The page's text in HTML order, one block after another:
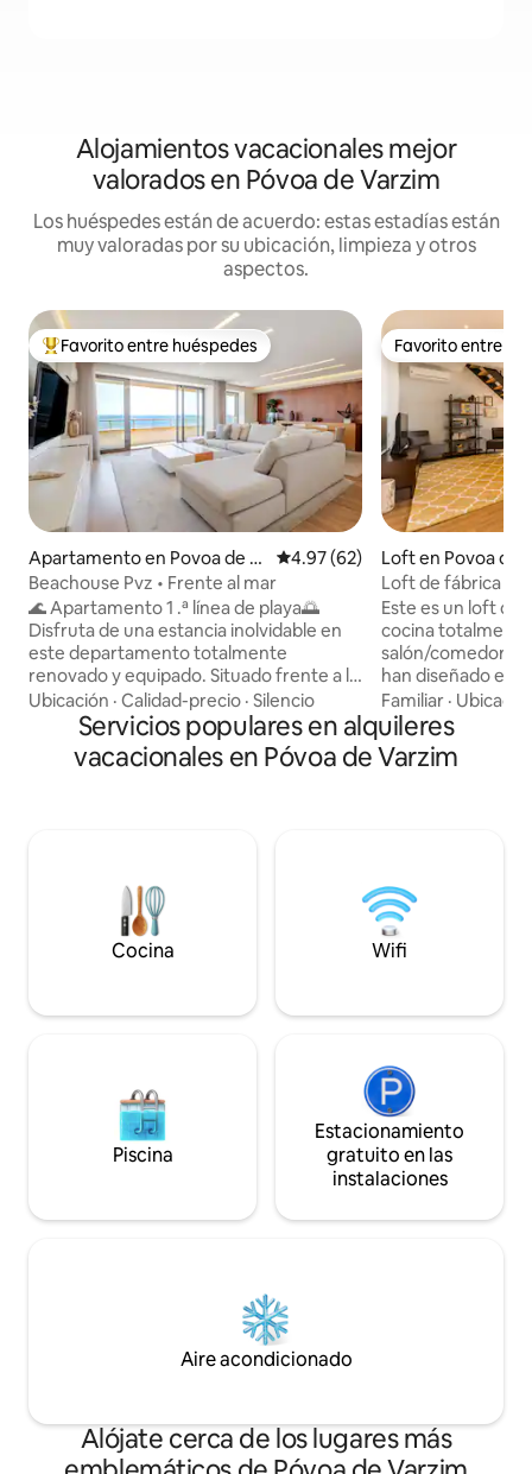
Alojamientos vacacionales mejor
valorados en Póvoa de Varzim
Los huéspedes están de acuerdo: estas estadías están
muy valoradas por su ubicación, limpieza y otros
aspectos.
Favorito entre huéspedes preferido
Favorito entre huéspedes
Apartamento en Povoa de V
arzim
Calificación promedio: 4.97 de
4.97 (62)
Beachouse Pvz • Frente al mar
🌊 Apartamento 1 .ª línea de playa🌅
Disfruta de una estancia inolvidable en
este departamento totalmente
renovado y equipado. Situado frente a la
playa, ofrece una vista impresionante y
un ambiente relajante. 🛋️ Ampla social
🍽️ Cocina al aire libre totalmente
sonido de las olas o explorar la ciudad! ✨
Ubicación · Calidad-precio · Silencio
Favorito entre
Favorito entre
Loft en Povoa de
Loft de fábrica -
Este es un loft de
cocina
salón/comedor y
han diseñado en
espacio abierto;
aseo de servicio. En la planta superior, en
el altillo, hay un
una cama doble,
ciudad y a solo
Familiar ·
Servicios populares en alquileres
vacacionales en Póvoa de Varzim
Cocina Wifi
Piscina
Estacionamiento
gratuito en las
instalaciones
Aire acondicionado
Alójate cerca de los lugares más